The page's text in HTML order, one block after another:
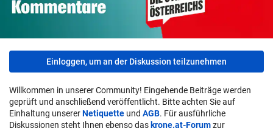
Einloggen, um an der Diskussion teilzunehmen
Willkommen in unserer Community! Eingehende Beiträge werden
geprüft und anschließend veröffentlicht. Bitte achten Sie auf
Einhaltung unsererNetiquette und AGB. Für ausführliche
Diskussionen steht Ihnen ebenso das krone.at-Forumzur